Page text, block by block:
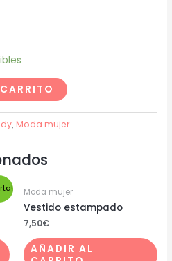
, Moda mujer
Moda mujer
Vestido estampado
7,50€
AÑADIR AL